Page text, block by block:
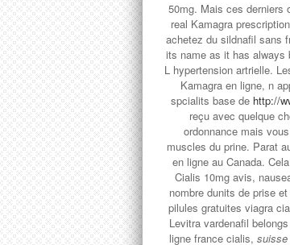
50mg. Mais ces derniers
real Kamagra
achetez du sildnafil sans
its name as it has always
L hypertension artrielle.
Kamagra en ligne, n
spcialits base de http://
reçu avec quelque
ordonnance mais
muscles du prine. Parat
en ligne au Canada.
Cialis 10mg avis,
nombre dunits de prise
pilules gratuites viagra
Levitra vardenafil
ligne france cialis, suisse